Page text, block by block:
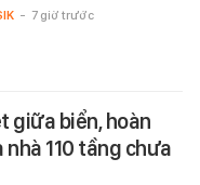
- 7 giờ trước
giữa biển, hoàn
110 tầng chưa